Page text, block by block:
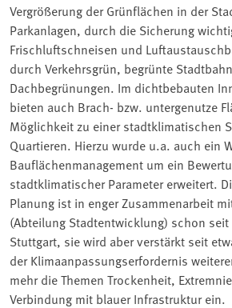
Vergrößerung der Grünflächen in der
Parkanlagen, durch die Sicherung
Frischluftschneisen und
durch Verkehrsgrün, begrünte
Dachbegrünungen. Im dichtbebauten
bieten auch Brach- bzw. untergenutze
Möglichkeit zu einer stadtklimatischen
Quartieren. Hierzu wurde u.a. auch ein
Bauflächenmanagement um ein
stadtklimatischer Parameter erweitert.
Planung ist in enger Zusammenarbeit
(Abteilung Stadtentwicklung) schon seit
Stuttgart, sie wird aber verstärkt seit
der Klimaanpassungserfordernis
mehr die Themen Trockenheit,
Verbindung mit blauer Infrastruktur ein.